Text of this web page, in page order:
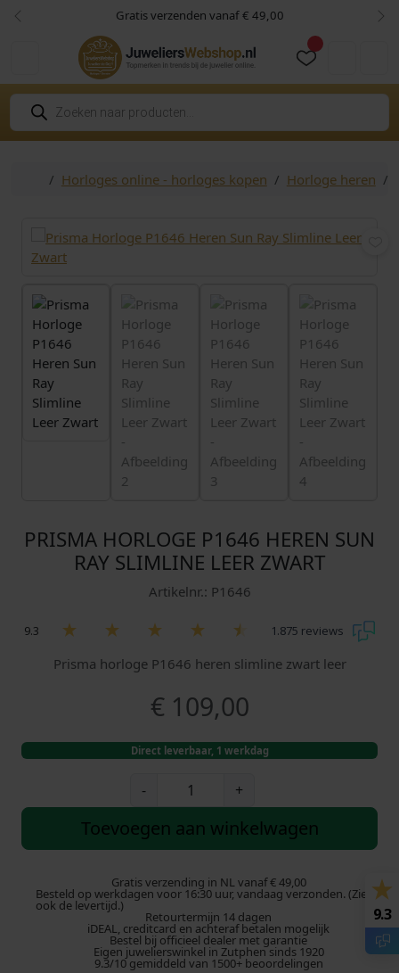
Skip to content
Skip to footer Gratis verzenden vanaf € 49,00
Vorige
P
o
d
HomeHorloges online - horloges kopen Horloge heren
PRISMA HORLOGE P1646 HEREN SUN
RAY SLIMLINE LEER ZWART
Artikelnr.: P1646
9.3 1.875 reviews
Prisma horloge P1646 heren slimline zwart leer
€109,00
Direct leverbaar, 1 werkdag
-
a
H
r
l
+
Toevoegen aan winkelwagen
Gratis verzending in NL vanaf € 49,00
Besteld op werkdagen voor 16:30 uur, vandaag verzonden. (Zie
ook de levertijd.)
Retourtermijn 14 dagen
iDEAL, creditcard en achteraf betalen mogelijk
Bestel bij officieel dealer met garantie
Eigen juwelierswinkel in Zutphen sinds 1920
9.3/10 gemiddeld van 1500+ beoordelingen
9.3